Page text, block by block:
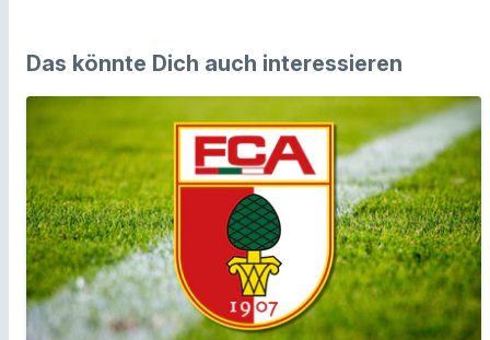
Das könnte Dich auch interessieren